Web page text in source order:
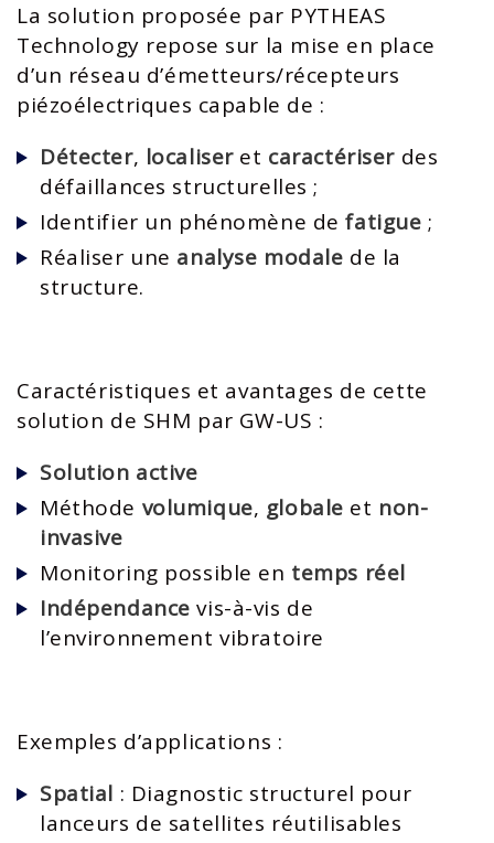
La solution proposée par PYTHEAS
Technology repose sur la mise en place
d’un réseau d’émetteurs/récepteurs
piézoélectriques capable de :​
Détecter, localiseret caractériserdes
défaillances structurelles ;​
Identifier un phénomène defatigue ;​
Réaliser une analyse modale de la
structure.​
Caractéristiques et avantages de cette
solution de SHM par GW-US :
Solution active
Méthode volumique, globale et non-
invasive​
Monitoring possible en temps réel​
Indépendance vis-à-vis de
l’environnement vibratoire​
Exemples d’applications :​
Spatial : Diagnostic structurel pour
lanceurs de satellites réutilisables